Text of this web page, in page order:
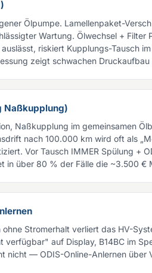
Ölpumpe. Lamellenpaket-
Wartung. Ölwechsel + Filter
riskiert Kupplungs-Tausch
zeigt schwachen
Naßkupplung)
Naßkupplung im gemeinsamen
nach 100.000 km wird oft als
Vor Tausch IMMER Spülung +
in über 80 % der Fälle die ~3.500 €
ohne Stromerhalt verliert das HV-
verfügbar" auf Display, B14BC im
nicht — ODIS-Online-Anlernen über